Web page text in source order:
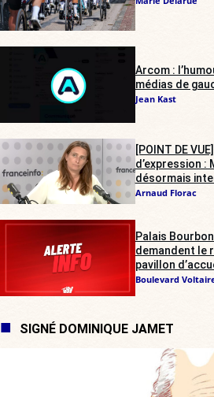
Arcom :
médias de
Jean Kast
[POINT DE
d’expression :
désormais
Arnaud Florac
Palais
demandent le
pavillon
Boulevard
SIGNÉ DOMINIQUE JAMET